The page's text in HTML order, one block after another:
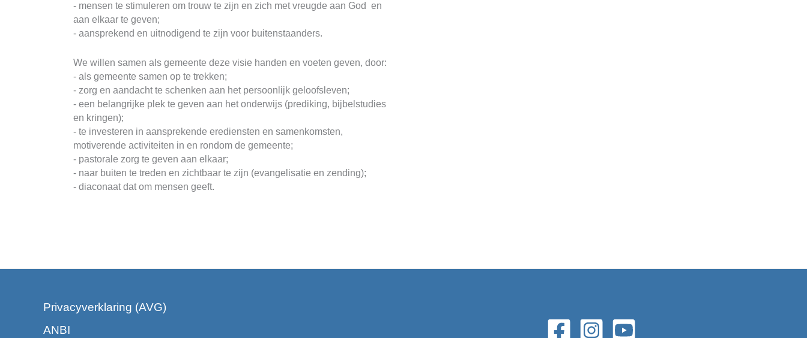
- mensen te stimuleren om trouw te zijn en zich met vreugde aan God en
aan elkaar te geven;
- aansprekend en uitnodigend te zijn voor buitenstaanders.
We willen samen als gemeente deze visie handen en voeten geven, door:
- als gemeente samen op te trekken;
- zorg en aandacht te schenken aan het persoonlijk geloofsleven;
- een belangrijke plek te geven aan het onderwijs (prediking, bijbelstudies
en kringen);
- te investeren in aansprekende erediensten en samenkomsten,
motiverende activiteiten in en rondom de gemeente;
- pastorale zorg te geven aan elkaar;
- naar buiten te treden en zichtbaar te zijn (evangelisatie en zending);
- diaconaat dat om mensen geeft.
Privacyverklaring (AVG)
ANBI